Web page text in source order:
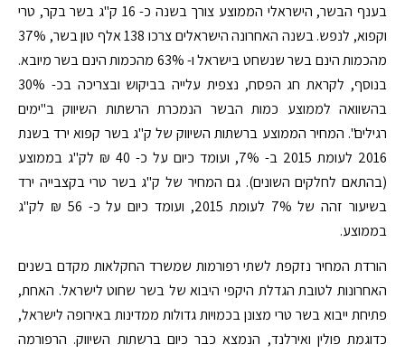
בענף הבשר, הישראלי הממוצע צורך בשנה כ- 16 ק"ג בשר בקר, טרי
וקפוא, לנפש. בשנה האחרונה הישראלים צרכו 138 אלף טון בשר, 37%
מהכמות הינם בשר שנשחט בישראל ו- 63% מהכמות הינם בשר מיובא.
בנוסף, לקראת חג הפסח, נצפית עלייה בביקוש ובצריכה בכ- 30%
בהשוואה לממוצע כמות הבשר הנמכרת הרשתות השיווק ב"ימים
רגילים". המחיר הממוצע ברשתות השיווק של ק"ג בשר קפוא ירד בשנת
2016 לעומת 2015 ב- 7%, ועומד כיום על כ- 40 ₪ לק"ג בממוצע
(בהתאם לחלקים השונים). גם המחיר של ק"ג בשר טרי בקצבייה ירד
בשיעור זהה של 7% לעומת 2015, ועומד כיום על כ- 56 ₪ לק"ג
בממוצע.
הורדת המחיר נזקפת לשתי רפורמות שמשרד החקלאות מקדם בשנים
האחרונות לטובת הגדלת היקפי היבוא של בשר שחוט לישראל. האחת,
פתיחת ייבוא בשר טרי מצונן בכמויות גדולות ממדינות באירופה לישראל,
כדוגמת פולין ואירלנד, הנמצא כבר כיום ברשתות השיווק. הרפורמה